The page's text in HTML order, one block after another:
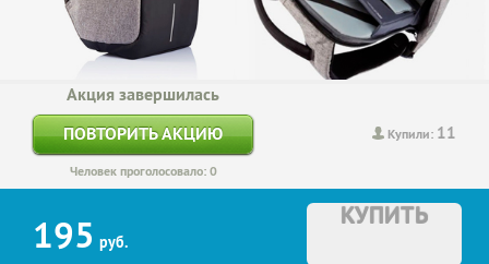
Купили: 11
Акция завершилась
ПОВТОРИТЬ АКЦИЮ
Человек проголосовало: 0
195 руб.
КУПИТЬ